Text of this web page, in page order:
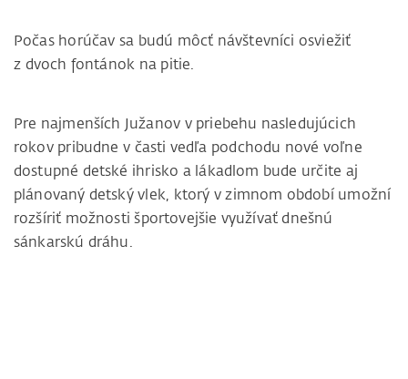
Počas horúčav sa budú môcť návštevníci osviežiť
z dvoch fontánok na pitie.
Pre najmenších Južanov v priebehu nasledujúcich
rokov pribudne v časti vedľa podchodu nové voľne
dostupné detské ihrisko a lákadlom bude určite aj
plánovaný detský vlek, ktorý v zimnom období umožní
rozšíriť možnosti športovejšie využívať dnešnú
sánkarskú dráhu.